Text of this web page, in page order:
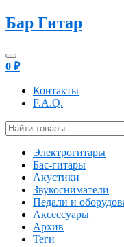
Бар Гитар
0 ₽
Контакты
F.A.Q.
Электрогитары
Бас-гитары
Акустики
Звукосниматели
Педали и
Аксессуары
Архив
Теги